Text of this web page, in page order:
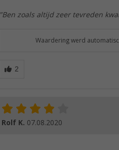
"Ben zoals altijd zeer tevreden
Waardering werd
Rolf K. 07.08.2020